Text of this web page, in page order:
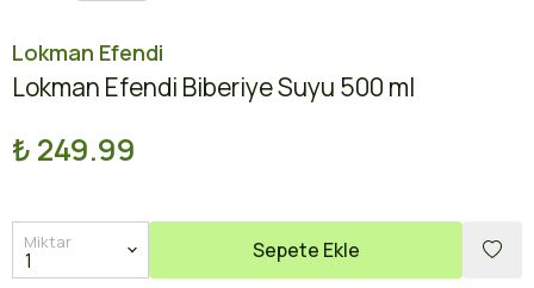
Lokman Efendi
Lokman Efendi Biberiye Suyu 500 ml
₺ 249.99
Miktar Sepete Ekle